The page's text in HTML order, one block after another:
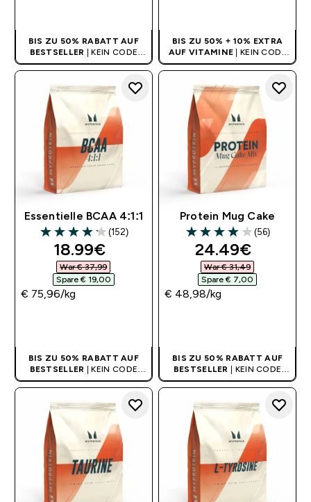
BIS ZU 50% RABATT AUF
BESTSELLER | KEIN CODE
BENÖTIGT
BIS ZU 50% + 10% EXTRA
AUF VITAMINE | KEIN CODE
BENÖTIGT
Essentielle BCAA 4:1:1
4.16 out of 5 stars
(152)
discounted price
18.99€‎
War € 37,99‎
Spare € 19,00‎
€ 75,96‎/kg
BIS ZU 50% RABATT AUF
BESTSELLER
| KEIN CODE
BENÖTIGT
Protein Mug Cake
3.96 out of 5 stars
(56)
discounted
24.49€‎
War € 31,49‎
Spare € 7,00‎
€ 48,98‎/kg
BIS ZU 50% RABATT AUF
BESTSELLER
| KEIN CODE
BENÖTIGT